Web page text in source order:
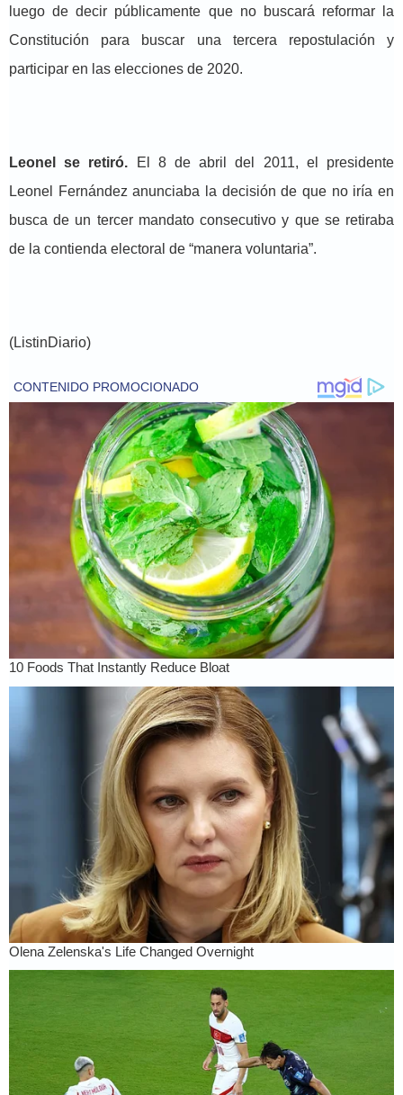
luego de decir públicamente que no buscará reformar la
Constitución para buscar una tercera repostulación y
participar en las elecciones de 2020.
Leonel se retiró.
El 8 de abril del 2011, el presidente
Leonel Fernández anunciaba la decisión de que no iría en
busca de un tercer mandato consecutivo y que se retiraba
de la contienda electoral de “manera voluntaria”.
(ListinDiario)